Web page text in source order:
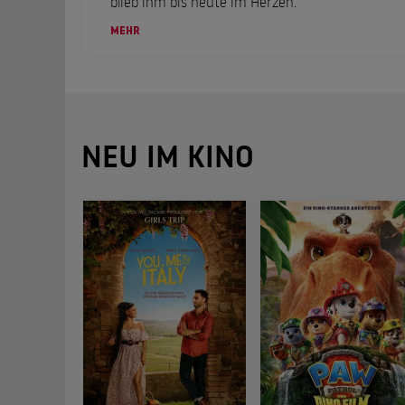
MEHR
NEU IM KINO